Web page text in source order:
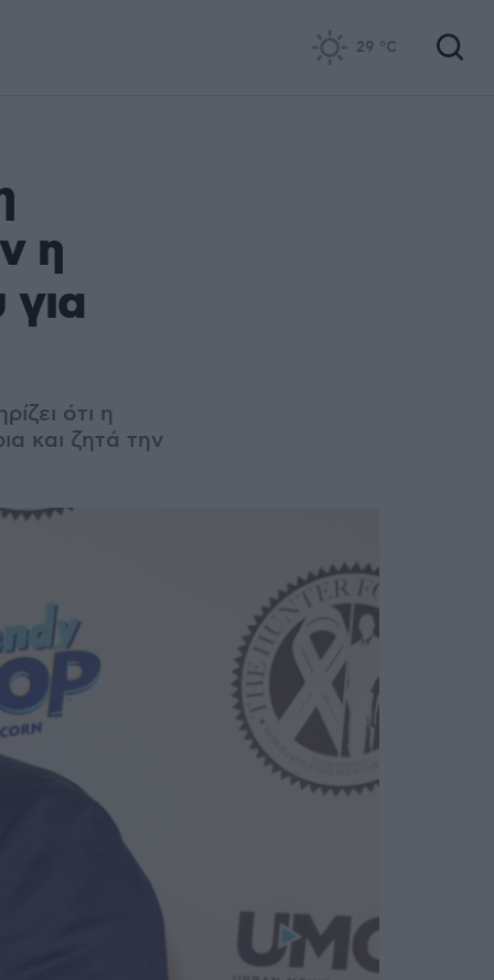
29 °C
η
ότι η
και ζητά την